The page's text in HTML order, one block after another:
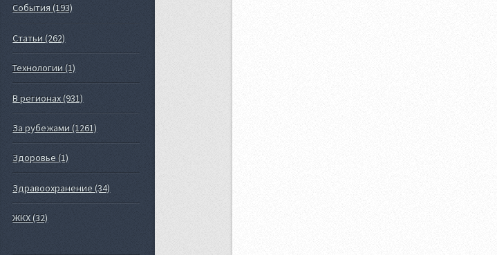
События (193)
Статьи (262)
Технологии (1)
В регионах (931)
За рубежами (1261)
Здоровье (1)
Здравоохранение (34)
ЖКХ (32)